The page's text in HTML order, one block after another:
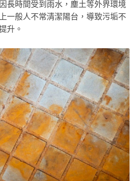
長時間受到雨水，塵土等外界環境
一般人不常清潔陽台，導致污垢不
升。